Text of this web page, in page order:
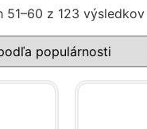
51–60 z 123 výsledkov